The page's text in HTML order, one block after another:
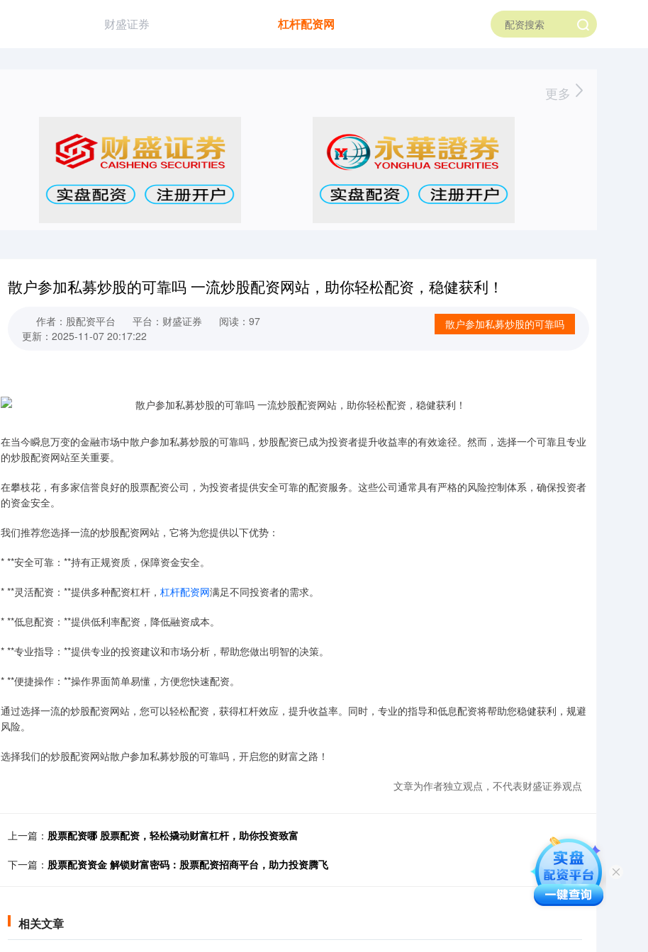
财盛证券 杠杆配资网
更多
散户参加私募炒股的可靠吗 一流炒股配资网站，助你轻松配资，稳健获利！
散户参加私募炒股的可靠吗
作者：股配资平台 平台：财盛证券
阅读：97
更新：2025-11-07 20:17:22
在当今瞬息万变的金融市场中散户参加私募炒股的可靠吗，炒股配资已成为投资者提升收益率的有效途径。然而，选择一个可靠且专业
的炒股配资网站至关重要。
在攀枝花，有多家信誉良好的股票配资公司，为投资者提供安全可靠的配资服务。这些公司通常具有严格的风险控制体系，确保投资者
的资金安全。
我们推荐您选择一流的炒股配资网站，它将为您提供以下优势：
* **安全可靠：**持有正规资质，保障资金安全。
* **灵活配资：**提供多种配资杠杆， 杠杆配资网满足不同投资者的需求。
* **低息配资：**提供低利率配资，降低融资成本。
* **专业指导：**提供专业的投资建议和市场分析，帮助您做出明智的决策。
* **便捷操作：**操作界面简单易懂，方便您快速配资。
通过选择一流的炒股配资网站，您可以轻松配资，获得杠杆效应，提升收益率。同时，专业的指导和低息配资将帮助您稳健获利，规避
风险。
选择我们的炒股配资网站散户参加私募炒股的可靠吗，开启您的财富之路！
文章为作者独立观点，不代表财盛证券观点
上一篇： 股票配资哪 股票配资，轻松撬动财富杠杆，助你投资致富
下一篇： 股票配资资金 解锁财富密码：股票配资招商平台，助力投资腾飞
相关文章